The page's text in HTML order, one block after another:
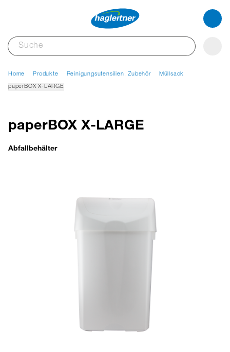
Home Produkte Reinigungsutensilien, Zubehör Müllsack
paperBOX X-LARGE
paperBOX X-LARGE
Abfallbehälter